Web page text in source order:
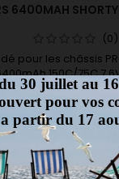
6400MAH
(0)
pour les châssis
150C/75C
70,00 €
Ajouter au
30 juillet au
pour vos
partir du 17